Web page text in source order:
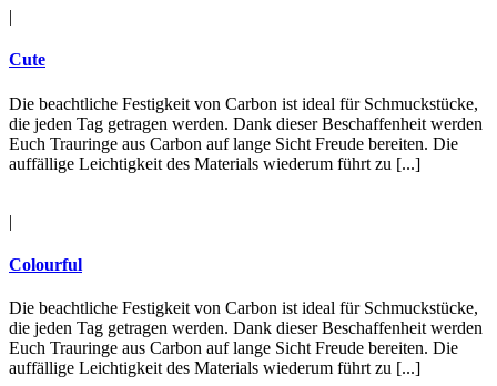
|
Cute
Die beachtliche Festigkeit von Carbon ist ideal für Schmuckstücke,
die jeden Tag getragen werden. Dank dieser Beschaffenheit werden
Euch Trauringe aus Carbon auf lange Sicht Freude bereiten. Die
auffällige Leichtigkeit des Materials wiederum führt zu [...]
|
Colourful
Die beachtliche Festigkeit von Carbon ist ideal für Schmuckstücke,
die jeden Tag getragen werden. Dank dieser Beschaffenheit werden
Euch Trauringe aus Carbon auf lange Sicht Freude bereiten. Die
auffällige Leichtigkeit des Materials wiederum führt zu [...]